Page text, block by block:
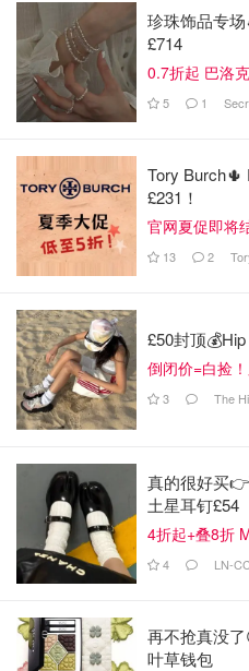
的档位可以切换。
珍珠饰品专
£714
0.7折起 巴洛
5 1
Tory Burch🌵
£231！
官网夏促即将
13 2
£50封顶
倒闭价=白捡
3 The
真的很好买
土星耳钉£54
4折起+叠8折
4 LN-
再不抢真没
叶草钱包